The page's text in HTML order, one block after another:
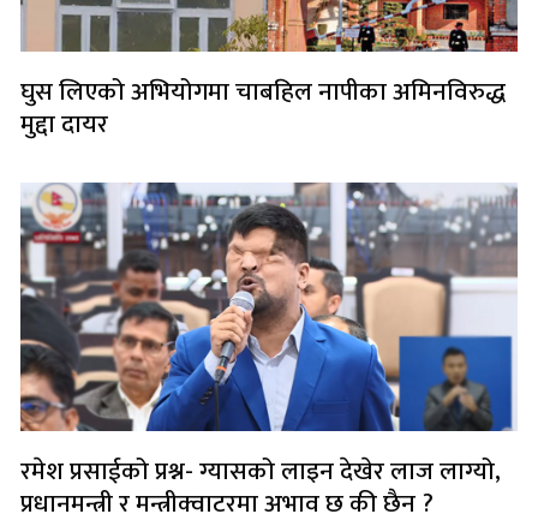
घुस लिएको अभियोगमा चाबहिल नापीका अमिनविरुद्ध
मुद्दा दायर
रमेश प्रसाईको प्रश्न- ग्यासको लाइन देखेर लाज लाग्यो,
प्रधानमन्त्री र मन्त्रीक्वाटरमा अभाव छ की छैन ?